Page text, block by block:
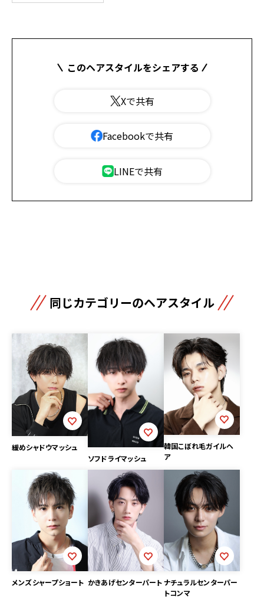
このヘアスタイルをシェアする
Xで共有
Facebookで共有
LINEで共有
同じカテゴリーのヘアスタイル
緩めシャドウマッシュ
ソフドライマッシュ
韓国こぼれ毛ガイルヘ
ア
メンズシャープショート かきあげセンターパートナチュラルセンターパー
トコンマ